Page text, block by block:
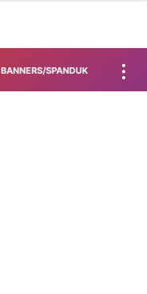
BANNERS/SPANDUK